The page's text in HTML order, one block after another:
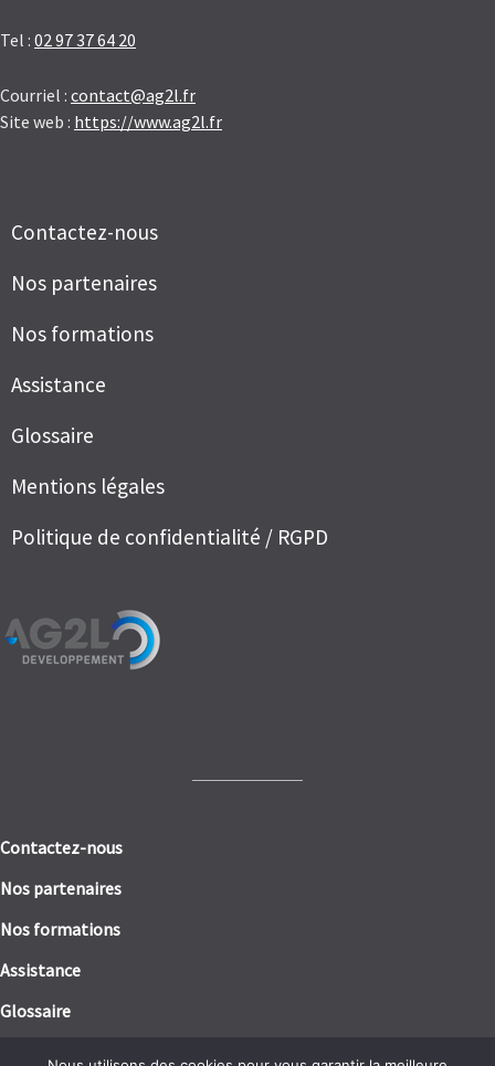
Tel : 02 97 37 64 20
Courriel : contact@ag2l.fr
Site web : https://www.ag2l.fr
Contactez-nous
Nos partenaires
Nos formations
Assistance
Glossaire
Mentions légales
Politique de confidentialité / RGPD
Contactez-nous
Nos partenaires
Nos formations
Assistance
Glossaire